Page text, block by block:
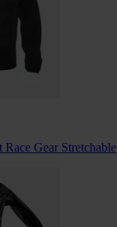
Gear Stretchable